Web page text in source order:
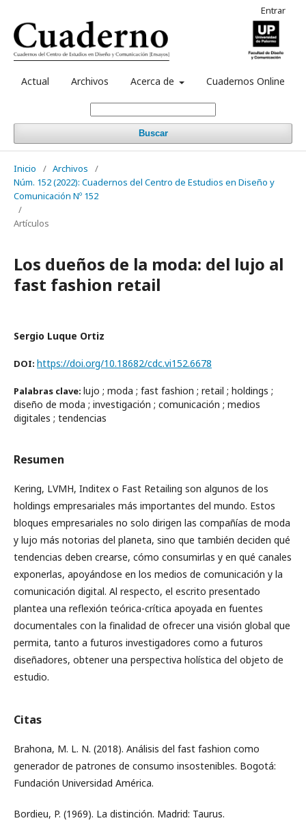
Actual Archivos Acerca de Cuadernos Online
Buscar
Entrar
Inicio / Archivos
/
Núm. 152 (2022): Cuadernos del Centro de Estudios en Diseño y
Comunicación Nº 152
/
Artículos
Los dueños de la moda: del lujo al
fast fashion retail
Sergio Luque Ortiz
DOI: https://doi.org/10.18682/cdc.vi152.6678
Palabras clave: lujo ; moda ; fast fashion ; retail ; holdings ;
diseño de moda ; investigación ; comunicación ; medios
digitales ; tendencias
Resumen
Kering, LVMH, Inditex o Fast Retailing son algunos de los
holdings empresariales más importantes del mundo. Estos
bloques empresariales no solo dirigen las compañías de moda
y lujo más notorias del planeta, sino que también deciden qué
tendencias deben crearse, cómo consumirlas y en qué canales
exponerlas, apoyándose en los medios de comunicación y la
comunicación digital. Al respecto, el escrito presentado
plantea una reflexión teórica-crítica apoyada en fuentes
documentales con la finalidad de ofrecer una visión global que
permita, tanto a futuros investigadores como a futuros
diseñadores, obtener una perspectiva holística del objeto de
estudio.
Citas
Brahona, M. L. N. (2018). Análisis del fast fashion como
generador de patrones de consumo insostenibles. Bogotá:
Fundación Universidad América.
Bordieu, P. (1969). La distinción. Madrid: Taurus.